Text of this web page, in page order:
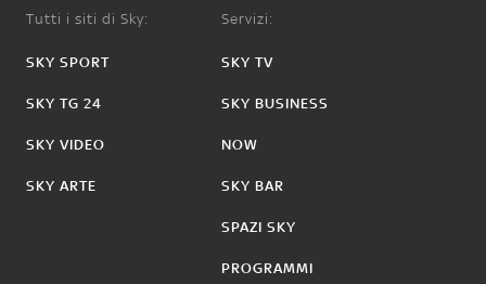
Tutti i siti di Sky:
SKY SPORT
SKY TG 24
SKY VIDEO
SKY ARTE
Servizi:
SKY TV
SKY BUSINESS
NOW
SKY BAR
SPAZI SKY
PROGRAMMI